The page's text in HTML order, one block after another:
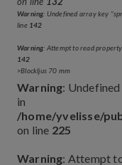
Warning: Undefined array key
line 142
Warning: Attempt to read
142
>Blockljus 70 mm
Warning:
in
/home/yvelisse/
on line 225
Warning: Attempt